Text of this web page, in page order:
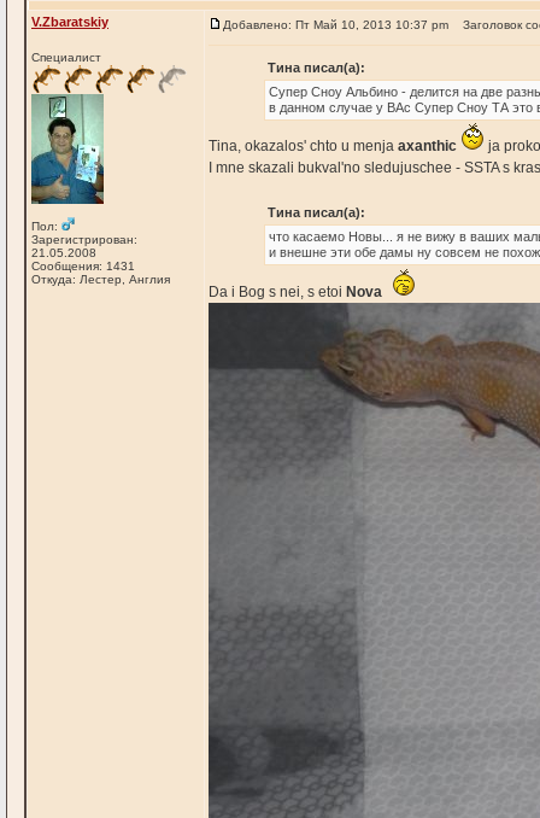
V.Zbaratskiy
Специалист
Пол:
Зарегистрирован:
21.05.2008
Сообщения: 1431
Откуда: Лестер, Англия
Добавлено: Пт Май 10, 2013 10:37 pm Заголовок
Тина писал(а):
Супер Сноу Альбино - делится на две
в данном случае у ВАс Супер Сноу ТА это
Tina, okazalos' chto u menja axanthic
ja
I mne skazali bukval'no sledujuschee - SSTA s
Тина писал(а):
что касаемо Новы... я не вижу в ваших
и внешне эти обе дамы ну совсем не
Da i Bog s nei, s etoi Nova